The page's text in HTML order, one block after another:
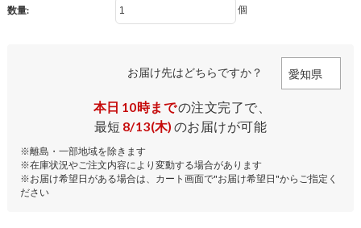
数量: 個
お届け先はどちらですか？
本日 10時までの注文完了で、
最短 8/13(木) のお届けが可能
※離島・一部地域を除きます
※在庫状況やご注文内容により変動する場合があります
※お届け希望日がある場合は、カート画面で"お届け希望日"からご指定く
ださい